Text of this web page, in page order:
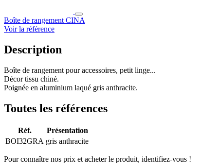
Boîte de rangement CINA
Voir la référence
Description
Boîte de rangement pour accessoires, petit linge...
Décor tissu chiné.
Poignée en aluminium laqué gris anthracite.
Toutes les références
Réf.
Présentation
BOI32GRA gris anthracite
Pour connaître nos prix et acheter le produit, identifiez-vous !